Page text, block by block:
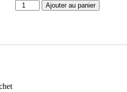
Ajouter au panier